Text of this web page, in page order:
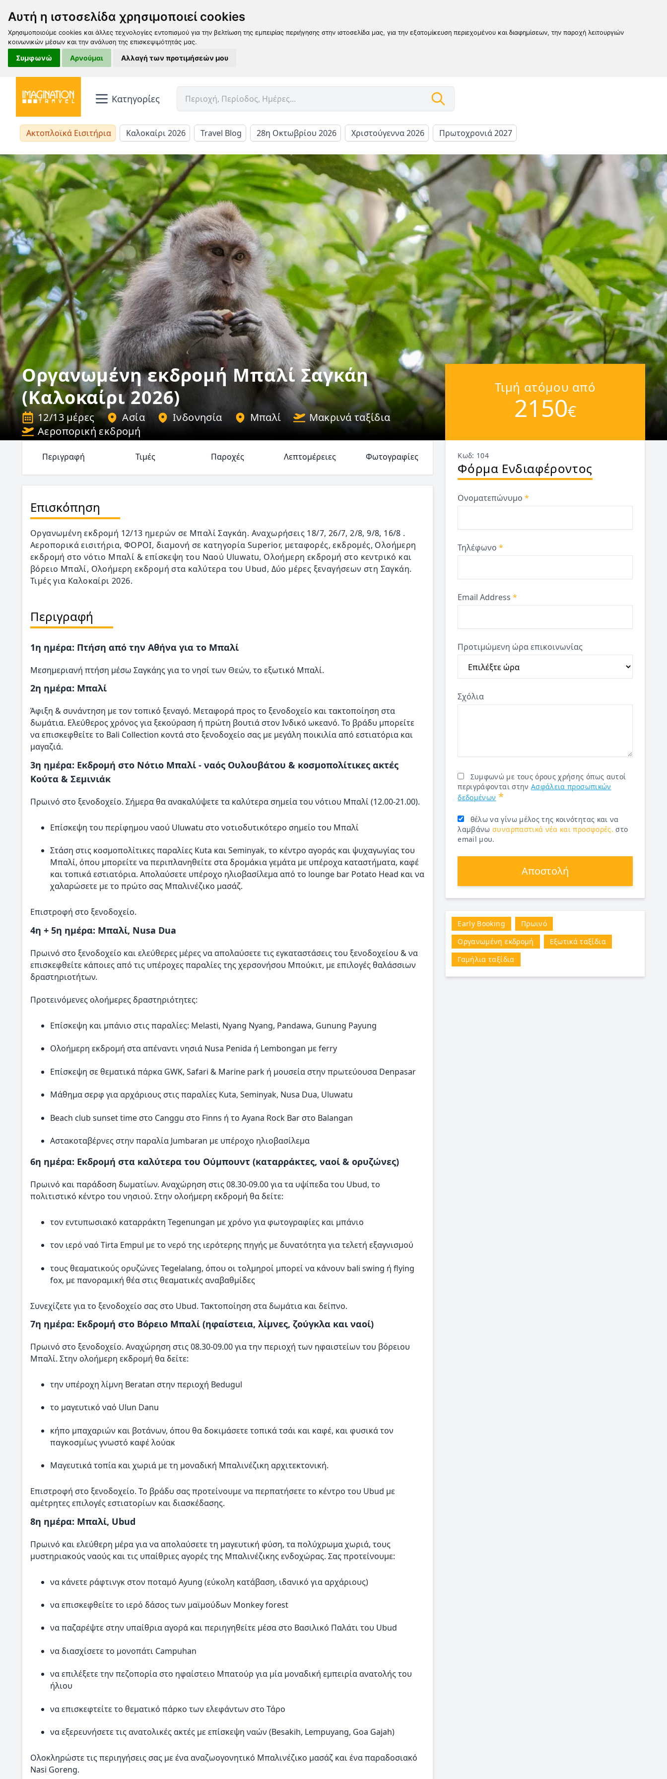
Αυτή η ιστοσελίδα χρησιμοποιεί cookies
Χρησιμοποιούμε cookies και άλλες τεχνολογίες εντοπισμού για την βελτίωση της εμπειρίας περιήγησης στην ιστοσελίδα μας, για την εξατομίκευση περιεχομένου και διαφημίσεων, την παροχή λειτουργιών
κοινωνικών μέσων και την ανάλυση της επισκεψιμότητάς μας.
Συμφωνώ Αρνούμαι Αλλαγή των προτιμήσεών μου
Κατηγορίες
Ακτοπλοϊκά Εισιτήρια Καλοκαίρι 2026 Travel Blog 28η Οκτωβρίου 2026 Χριστούγεννα 2026 Πρωτοχρονιά 2027
Οργανωμένη εκδρομή Μπαλί Σαγκάη
(Καλοκαίρι 2026)
12/13 μέρες Ασία Ινδονησία Μπαλί
Μακρινά ταξίδια
Αεροπορική εκδρομή
Τιμή ατόμου από
2150€
Περιγραφή Τιμές Παροχές Λεπτομέρειες Φωτογραφίες
Επισκόπηση
Οργανωμένη εκδρομή 12/13 ημερών σε Μπαλί Σαγκάη. Αναχωρήσεις 18/7, 26/7, 2/8, 9/8, 16/8 .
Αεροπορικά εισιτήρια, ΦΟΡΟΙ, διαμονή σε κατηγορία Superior, μεταφορές, εκδρομές, Ολοήμερη
εκδρομή στο νότιο Μπαλί & επίσκεψη του Ναού Uluwatu, Ολοήμερη εκδρομή στο κεντρικό και
βόρειο Μπαλί, Ολοήμερη εκδρομή στα καλύτερα του Ubud, Δύο μέρες ξεναγήσεων στη Σαγκάη.
Τιμές για Καλοκαίρι 2026.
Περιγραφή
1η ημέρα: Πτήση από την Αθήνα για το Μπαλί
Μεσημεριανή πτήση μέσω Σαγκάης για το νησί των Θεών, το εξωτικό Μπαλί.
2η ημέρα: Μπαλί
Άφιξη & συνάντηση με τον τοπικό ξεναγό. Μεταφορά προς το ξενοδοχείο και τακτοποίηση στα
δωμάτια. Ελεύθερος χρόνος για ξεκούραση ή πρώτη βουτιά στον Ινδικό ωκεανό. Το βράδυ μπορείτε
να επισκεφθείτε το Bali Collection κοντά στο ξενοδοχείο σας με μεγάλη ποικιλία από εστιατόρια και
μαγαζιά.
3η ημέρα: Εκδρομή στο Νότιο Μπαλί - ναός Ουλουβάτου & κοσμοπολίτικες ακτές
Κούτα & Σεμινιάκ
Πρωινό στο ξενοδοχείο. Σήμερα θα ανακαλύψετε τα καλύτερα σημεία του νότιου Μπαλί (12.00-21.00).
Επίσκεψη του περίφημου ναού Uluwatu στο νοτιοδυτικότερο σημείο του Μπαλί
Στάση στις κοσμοπολίτικες παραλίες Kuta και Seminyak, το κέντρο αγοράς και ψυχαγωγίας του
Μπαλί, όπου μπορείτε να περιπλανηθείτε στα δρομάκια γεμάτα με υπέροχα καταστήματα, καφέ
και τοπικά εστιατόρια. Απολαύσετε υπέροχο ηλιοβασίλεμα από το lounge bar Potato Head και να
χαλαρώσετε με το πρώτο σας Μπαλινέζικο μασάζ.
Επιστροφή στο ξενοδοχείο.
4η + 5η ημέρα: Μπαλί, Nusa Dua
Πρωινό στο ξενοδοχείο και ελεύθερες μέρες να απολαύσετε τις εγκαταστάσεις του ξενοδοχείου & να
επισκεφθείτε κάποιες από τις υπέροχες παραλίες της χερσονήσου Μπούκιτ, με επιλογές θαλάσσιων
δραστηριοτήτων.
Προτεινόμενες ολοήμερες δραστηριότητες:
Επίσκεψη και μπάνιο στις παραλίες: Melasti, Nyang Nyang, Pandawa, Gunung Payung
Ολοήμερη εκδρομή στα απέναντι νησιά Nusa Penida ή Lembongan με ferry
Επίσκεψη σε θεματικά πάρκα GWK, Safari & Marine park ή μουσεία στην πρωτεύουσα Denpasar
Μάθημα σερφ για αρχάριους στις παραλίες Kuta, Seminyak, Nusa Dua, Uluwatu
Beach club sunset time στο Canggu στο Finns ή το Ayana Rock Bar στο Balangan
Αστακοταβέρνες στην παραλία Jumbaran με υπέροχο ηλιοβασίλεμα
6η ημέρα: Εκδρομή στα καλύτερα του Ούμπουντ (καταρράκτες, ναοί & ορυζώνες)
Πρωινό και παράδοση δωματίων. Αναχώρηση στις 08.30-09.00 για τα υψίπεδα του Ubud, το
πολιτιστικό κέντρο του νησιού. Στην ολοήμερη εκδρομή θα δείτε:
τον εντυπωσιακό καταρράκτη Tegenungan με χρόνο για φωτογραφίες και μπάνιο
τον ιερό ναό Tirta Empul με το νερό της ιερότερης πηγής με δυνατότητα για τελετή εξαγνισμού
τους θεαματικούς ορυζώνες Tegelalang, όπου οι τολμηροί μπορεί να κάνουν bali swing ή flying
fox, με πανοραμική θέα στις θεαματικές αναβαθμίδες
Συνεχίζετε για το ξενοδοχείο σας στο Ubud. Τακτοποίηση στα δωμάτια και δείπνο.
7η ημέρα: Εκδρομή στο Βόρειο Μπαλί (ηφαίστεια, λίμνες, ζούγκλα και ναοί)
Πρωινό στο ξενοδοχείο. Αναχώρηση στις 08.30-09.00 για την περιοχή των ηφαιστείων του βόρειου
Μπαλί. Στην ολοήμερη εκδρομή θα δείτε:
την υπέροχη λίμνη Beratan στην περιοχή Bedugul
το μαγευτικό ναό Ulun Danu
κήπο μπαχαριών και βοτάνων, όπου θα δοκιμάσετε τοπικά τσάι και καφέ, και φυσικά τον
παγκοσμίως γνωστό καφέ λούακ
Μαγευτικά τοπία και χωριά με τη μοναδική Μπαλινέζικη αρχιτεκτονική.
Επιστροφή στο ξενοδοχείο. Το βράδυ σας προτείνουμε να περπατήσετε το κέντρο του Ubud με
αμέτρητες επιλογές εστιατορίων και διασκέδασης.
8η ημέρα: Μπαλί, Ubud
Πρωινό και ελεύθερη μέρα για να απολαύσετε τη μαγευτική φύση, τα πολύχρωμα χωριά, τους
μυστηριακούς ναούς και τις υπαίθριες αγορές της Μπαλινέζικης ενδοχώρας. Σας προτείνουμε:
να κάνετε ράφτινγκ στον ποταμό Ayung (εύκολη κατάβαση, ιδανικό για αρχάριους)
να επισκεφθείτε το ιερό δάσος των μαϊμούδων Monkey forest
να παζαρέψτε στην υπαίθρια αγορά και περιηγηθείτε μέσα στο Βασιλικό Παλάτι του Ubud
να διασχίσετε το μονοπάτι Campuhan
να επιλέξετε την πεζοπορία στο ηφαίστειο Μπατούρ για μία μοναδική εμπειρία ανατολής του
ήλιου
να επισκεφτείτε το θεματικό πάρκο των ελεφάντων στο Τάρο
να εξερευνήσετε τις ανατολικές ακτές με επίσκεψη ναών (Besakih, Lempuyang, Goa Gajah)
Ολοκληρώστε τις περιηγήσεις σας με ένα αναζωογονητικό Μπαλινέζικο μασάζ και ένα παραδοσιακό
Nasi Goreng.
Κωδ: 104
Φόρμα Ενδιαφέροντος
Ονοματεπώνυμο*
Τηλέφωνο*
Email Address*
Προτιμώμενη ώρα επικοινωνίας
Σχόλια
Συμφωνώ με τους όρους χρήσης όπως αυτοί
περιγράφονται στην Ασφάλεια προσωπικών
δεδομένων *
θέλω να γίνω μέλος της κοινότητας και να
λαμβάνωσυναρπαστικά νέα και προσφορές. στο
email μου.
Αποστολή
Early Booking
Πρωινό
Οργανωμένη εκδρομή
Εξωτικά ταξίδια
Γαμήλια ταξίδια